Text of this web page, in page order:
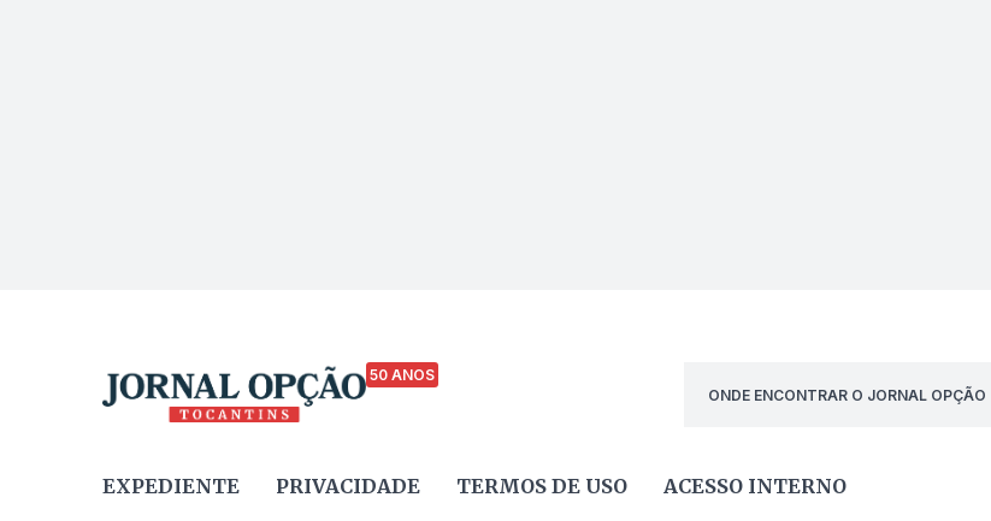
50 ANOS
ONDE ENCONTRAR O JORNAL OPÇÃO
EXPEDIENTE PRIVACIDADE TERMOS DE USO ACESSO INTERNO